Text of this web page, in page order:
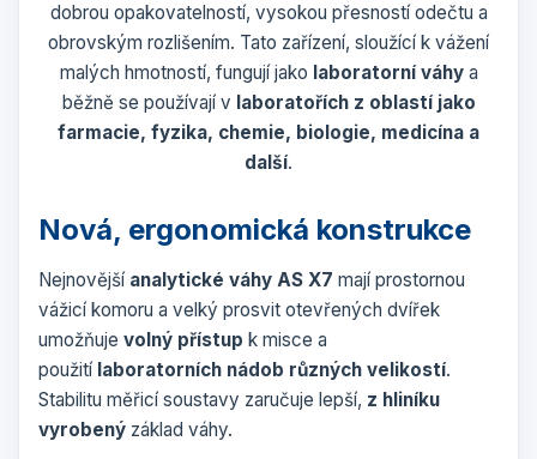
dobrou opakovatelností, vysokou přesností odečtu a
obrovským rozlišením. Tato zařízení, sloužící k vážení
malých hmotností, fungují jako laboratorní váhya
běžně se používají v laboratořích z oblastí jako
farmacie, fyzika, chemie, biologie, medicína a
další.
Nová, ergonomická konstrukce
Nejnovější analytické váhy AS X7 mají prostornou
vážicí komoru a velký prosvit otevřených dvířek
umožňuje volný přístup k misce a
použití laboratorních nádob různých velikostí.
Stabilitu měřicí soustavy zaručuje lepší, z hliníku
vyrobený základ váhy.